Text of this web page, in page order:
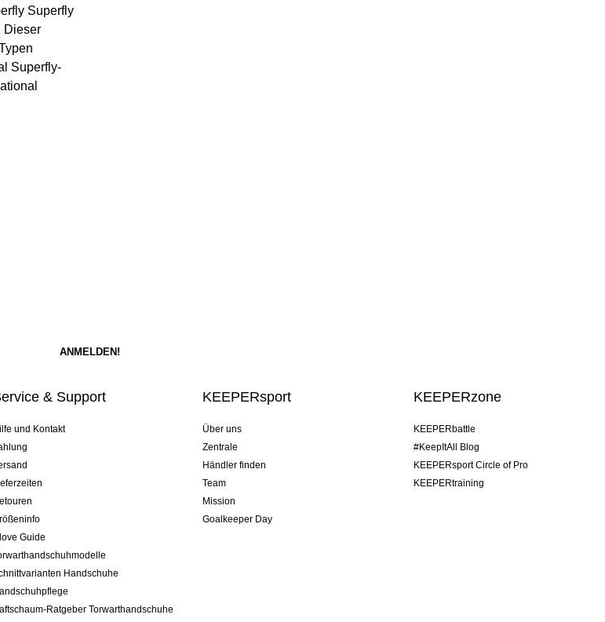
Superfly
Dieser
Superfly-
& Support
und Kontakt
Guide
Handschuhe
Ratgeber Torwarthandschuhe
KEEPERsport
Über uns
Zentrale
Händler finden
Team
Mission
Goalkeeper Day
KEEPERzone
KEEPERbattle
#KeepItAll Blog
KEEPERsport Circle of Pro
KEEPERtraining